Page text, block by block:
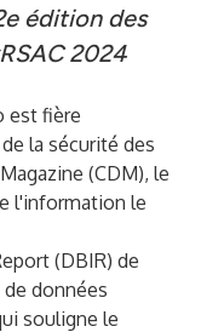
édition des
2024
est fière
la sécurité des
(CDM), le
l'information le
(DBIR) de
données
souligne le